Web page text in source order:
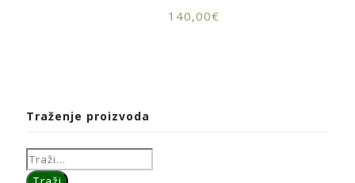
140,00€
Traženje proizvoda